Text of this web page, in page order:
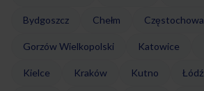
Bydgoszcz Chełm Częstochowa
Gorzów Wielkopolski Katowice
Kielce Kraków Kutno Łódź